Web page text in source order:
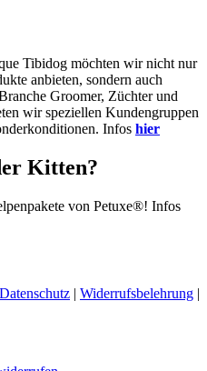
Tibidog möchten wir nicht nur
anbieten, sondern auch
Groomer, Züchter und
wir speziellen Kundengruppen
Infos hier
Kitten?
von Petuxe®! Infos
Datenschutz | Widerrufsbelehrung |